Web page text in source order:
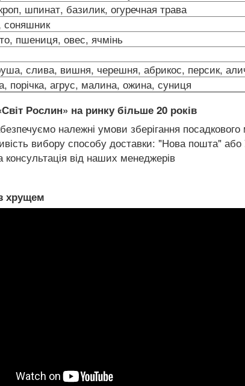
шпинат, базилик, огуречная трава
соняшник
пшениця, овес, ячмінь
слива, вишня, черешня, абрикос, персик,
порічка, агрус, малина, ожина, суниця
Рослин» на ринку більше 20 років
належні умови зберігання посадкового
вибору способу доставки: "Нова пошта"
консультація від наших менеджерів
хрущем